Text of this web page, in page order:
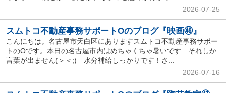
2026-07-25
スムトコ不動産事務サポートOのブログ『映画㊻』
こんにちは。名古屋市天白区にありますスムトコ不動産事務サポー
トのOです。本日の名古屋市内はめちゃくちゃ暑いです…それしか
言葉が出ません(＞＜;) 水分補給しっかりです！さ...
2026-07-16